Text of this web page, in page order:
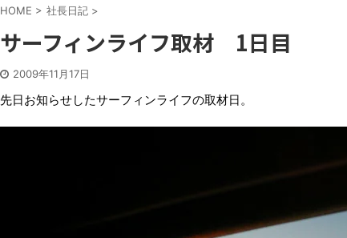
HOME > 社長日記 >
サーフィンライフ取材 1日目
2009年11月17日
先日お知らせしたサーフィンライフの取材日。